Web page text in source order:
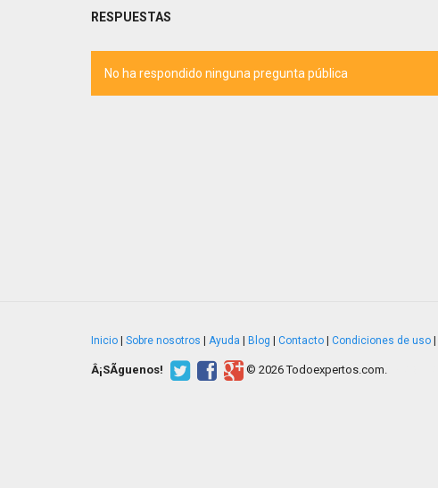
RESPUESTAS
No ha respondido ninguna pregunta pública
Inicio Sobre nosotros Ayuda Blog Contacto Condiciones de uso
Â¡SÃ­guenos! © 2026 Todoexpertos.com.